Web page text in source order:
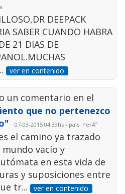
DEEPACK
SABER CUANDO HABRA
21 DIAS DE
ver en contenido
un comentario en el
que no pertenezco
07-03-2015 04:39hs - país: PerÃº
el camino ya trazado
vacío y
en esta vida de
y suposiciones entre
tr...
ver en contenido